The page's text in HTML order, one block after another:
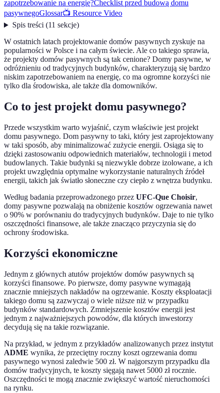
zapotrzebowanie na energię?Checklist przed budową domu
pasywnegoGlossar📺 Resource Video
Spis treści(11 sekcje)
W ostatnich latach projektowanie domów pasywnych zyskuje na
popularności w Polsce i na całym świecie. Ale co takiego sprawia,
że projekty domów pasywnych są tak cenione? Domy pasywne, w
odróżnieniu od tradycyjnych budynków, charakteryzują się bardzo
niskim zapotrzebowaniem na energię, co ma ogromne korzyści nie
tylko dla środowiska, ale także dla domowników.
Co to jest projekt domu pasywnego?
Przede wszystkim warto wyjaśnić, czym właściwie jest projekt
domu pasywnego. Dom pasywny to taki, który jest zaprojektowany
w taki sposób, aby minimalizować zużycie energii. Osiąga się to
dzięki zastosowaniu odpowiednich materiałów, technologii i metod
budowlanych. Takie budynki są niezwykle dobrze izolowane, a ich
projekt uwzględnia optymalne wykorzystanie naturalnych źródeł
energii, takich jak światło słoneczne czy ciepło z wnętrza budynku.
Według badania przeprowadzonego przez UFC-Que Choisir,
domy pasywne pozwalają na obniżenie kosztów ogrzewania nawet
o 90% w porównaniu do tradycyjnych budynków. Daje to nie tylko
oszczędności finansowe, ale także znacząco przyczynia się do
ochrony środowiska.
Korzyści ekonomiczne
Jednym z głównych atutów projektów domów pasywnych są
korzyści finansowe. Po pierwsze, domy pasywne wymagają
znacznie mniejszych nakładów na ogrzewanie. Koszty eksploatacji
takiego domu są zazwyczaj o wiele niższe niż w przypadku
budynków standardowych. Zmniejszenie kosztów energii jest
jednym z najważniejszych powodów, dla których inwestorzy
decydują się na takie rozwiązanie.
Na przykład, w jednym z przykładów analizowanych przez instytut
ADME wynika, że przeciętny roczny koszt ogrzewania domu
pasywnego wynosi zaledwie 500 zł. W najgorszym przypadku dla
domów tradycyjnych, te koszty sięgają nawet 5000 zł rocznie.
Oszczędności te mogą znacznie zwiększyć wartość nieruchomości
na rynku.